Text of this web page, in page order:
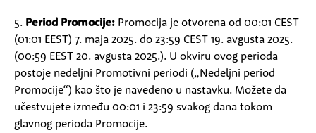
5. Period Promocije: Promocija je otvorena od 00:01 CEST
(01:01 EEST) 7. maja 2025. do 23:59 CEST 19. avgusta 2025.
(00:59 EEST 20. avgusta 2025.). U okviru ovog perioda
postoje nedeljni Promotivni periodi („Nedeljni period
Promocije“) kao što je navedeno u nastavku. Možete da
učestvujete između 00:01 i 23:59 svakog dana tokom
glavnog perioda Promocije.